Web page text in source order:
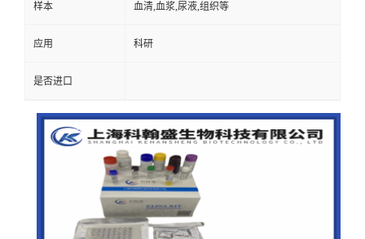
样本 血清,血浆,尿液,组织等
应用 科研
是否进口